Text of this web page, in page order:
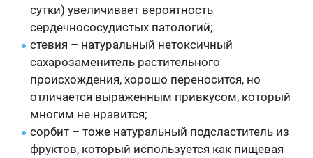
сутки) увеличивает вероятность
сердечнососудистых патологий;
стевия – натуральный нетоксичный
сахарозаменитель растительного
происхождения, хорошо переносится, но
отличается выраженным привкусом, который
многим не нравится;
сорбит – тоже натуральный подсластитель из
фруктов, который используется как пищевая